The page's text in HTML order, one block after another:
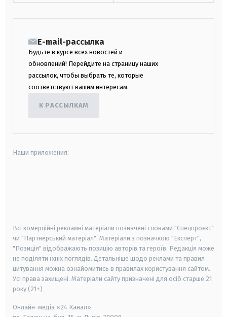
E-mail-рассылка
Будьте в курсе всех новостей и
обновлений! Перейдите на страницу наших
рассылок, чтобы выбрать те, которые
соответствуют вашим интересам.
К РАССЫЛКАМ
Наши приложения:
Всі комерційні рекламні матеріали позначені словами "Спецпроєкт"
чи "Партнерський матеріал". Матеріали з позначкою "Експерт",
"Позиція" відображають позицію авторів та героїв. Редакція може
не поділяти їхніх поглядів. Детальніше щодо реклами та правил
цитування можна ознайомитись в правилах користування сайтом.
Усі права захищені. Матеріали сайту призначені для осіб старше 21
року (21+)
Онлайн-медіа «24 Канал»